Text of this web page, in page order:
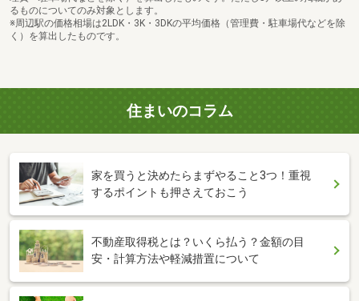
るものについてのみ対象とします。
※周辺駅の価格相場は2LDK・3K・3DKの平均価格（管理費・駐車場代などを除
く）を算出したものです。
住まいのコラム
家を買うと決めたらまずやること3つ！重視
するポイントも押さえておこう
不動産取得税とは？いくら払う？金額の目
安・計算方法や軽減措置について